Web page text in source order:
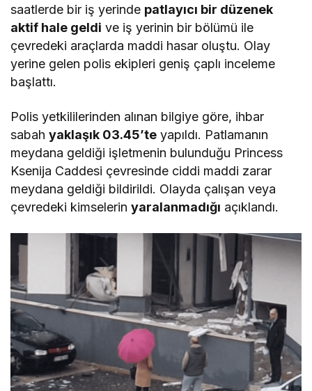
saatlerde bir iş yerinde patlayıcı bir düzenek
aktif hale geldi ve iş yerinin bir bölümü ile
çevredeki araçlarda maddi hasar oluştu. Olay
yerine gelen polis ekipleri geniş çaplı inceleme
başlattı.
Polis yetkililerinden alınan bilgiye göre, ihbar
sabahyaklaşık 03.45’te yapıldı. Patlamanın
meydana geldiği işletmenin bulunduğu Princess
Ksenija Caddesi çevresinde ciddi maddi zarar
meydana geldiği bildirildi. Olayda çalışan veya
çevredeki kimselerinyaralanmadığı açıklandı.